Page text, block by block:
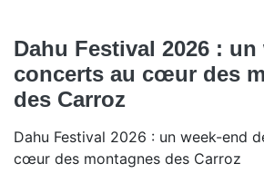
Dahu Festival 2026 :
concerts au cœur des
des Carroz
Dahu Festival 2026 : un week-end
cœur des montagnes des Carroz